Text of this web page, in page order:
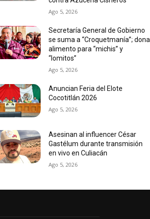
Ago 5, 2026
Secretaría General de Gobierno
se suma a “Croquetmanía”; dona
alimento para “michis” y
“lomitos”
Ago 5, 2026
Anuncian Feria del Elote
Cocotitlán 2026
Ago 5, 2026
Asesinan al influencer César
Gastélum durante transmisión
en vivo en Culiacán
Ago 5, 2026